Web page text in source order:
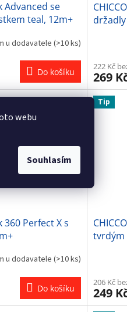
webu
Souhlasím
Advanced se
teal, 12m+
u dodavatele(>10 ks)
Do košíku
222 Kč
269
360 Perfect X s
u dodavatele(>10 ks)
Do košíku
Tip
tvrdým
206 Kč
249